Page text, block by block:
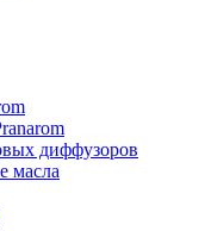
диффузоров
масла